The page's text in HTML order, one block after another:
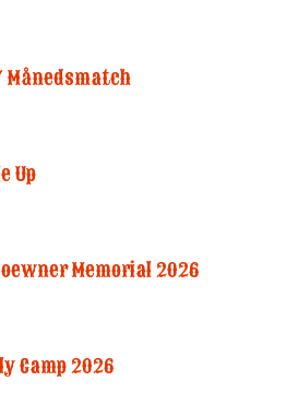
Månedsmatch
Up
Memorial 2026
Camp 2026